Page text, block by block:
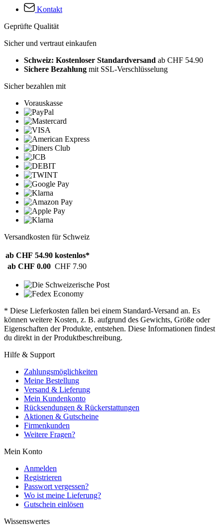
Kontakt
Geprüfte Qualität
Sicher und vertraut einkaufen
Schweiz: Kostenloser Standardversand ab CHF 54.90
Sichere Bezahlung mit SSL-Verschlüsselung
Sicher bezahlen mit
Vorauskasse
Versandkosten für Schweiz
ab CHF 54.90 kostenlos*
ab CHF 0.00 CHF 7.90
* Diese Lieferkosten fallen bei einem Standard-Versand an. Es
können weitere Kosten, z. B. aufgrund des Gewichts, Größe oder
Eigenschaften der Produkte, entstehen. Diese Informationen findest
du direkt in der Produktbeschreibung.
Hilfe & Support
Zahlungsmöglichkeiten
Meine Bestellung
Versand & Lieferung
Mein Kundenkonto
Rücksendungen & Rückerstattungen
Aktionen & Gutscheine
Firmenkunden
Weitere Fragen?
Mein Konto
Anmelden
Registrieren
Passwort vergessen?
Wo ist meine Lieferung?
Gutschein einlösen
Wissenswertes